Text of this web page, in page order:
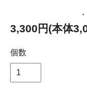
3,300円(本体
個数